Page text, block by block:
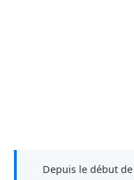
Depuis le début